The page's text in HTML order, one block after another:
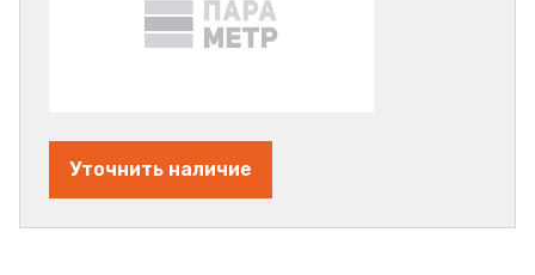
Уточнить наличие